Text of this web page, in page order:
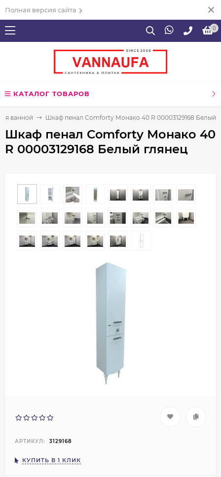
Полная версия сайта
0
КАТАЛОГ ТОВАРОВ
ванной Шкаф пенал Comforty Монако 40 R 00003129168 Белый
Шкаф пенал Comforty Монако 40
R 00003129168 Белый глянец
АРТИКУЛ: 3129168
КУПИТЬ В 1 КЛИК